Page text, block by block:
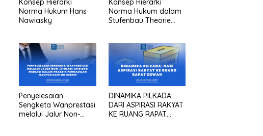
Konsep Hierarki
Norma Hukum Hans
Nawiasky
Konsep Hierarki
Norma Hukum dalam
Stufenbau Theorie
Penyelesaian
Sengketa Wanprestasi
melalui Jalur Non-
DINAMIKA PILKADA:
DARI ASPIRASI RAKYAT
KE RUANG RAPAT